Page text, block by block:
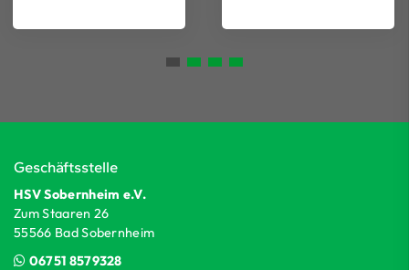
Geschäftsstelle
HSV Sobernheim e.V.
Zum Staaren 26
55566 Bad Sobernheim
06751 8579328